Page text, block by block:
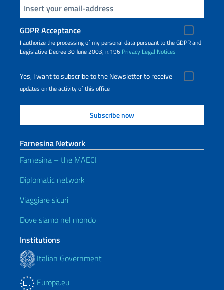
Insert your email
GDPR Acceptance
I authorize the processing of my personal data pursuant to the GDPR and
Legislative Decree 30 June 2003, n.196 Privacy Legal Notices
Yes, I want to subscribe to the Newsletter to receive
updates on the activity of this office
Farnesina Network
Farnesina – the MAECI
Diplomatic network
Viaggiare sicuri
Dove siamo nel mondo
Institutions
Italian Government
Europa.eu